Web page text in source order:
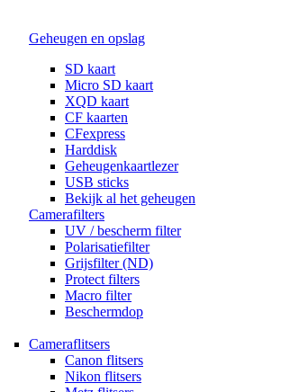
Geheugen en opslag
SD kaart
Micro SD kaart
XQD kaart
CF kaarten
CFexpress
Harddisk
Geheugenkaartlezer
USB sticks
Bekijk al het geheugen
Camerafilters
UV / bescherm filter
Polarisatiefilter
Grijsfilter (ND)
Protect filters
Macro filter
Beschermdop
Cameraflitsers
Canon flitsers
Nikon flitsers